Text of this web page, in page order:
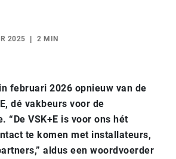
2025 2 MIN
februari 2026 opnieuw van de
dé vakbeurs voor de
“De VSK+E is voor ons hét
te komen met installateurs,
aldus een woordvoerder